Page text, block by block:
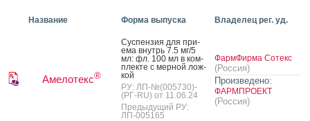
Название Форма выпуска Владелец рег. уд.
Амелотекс®
Сус­пензия для при­
ема внутрь 7.5 мг/5
мл: фл. 100 мл в ком­
плек­те с мер­ной лож­
кой
РУ: ЛП-№(005730)-
(РГ-RU) от 11.06.24
Предыдущий РУ:
ЛП-005165
ФармФирма Сотекс
(Россия)
Произведено:
ФАРМПРОЕКТ
(Россия)